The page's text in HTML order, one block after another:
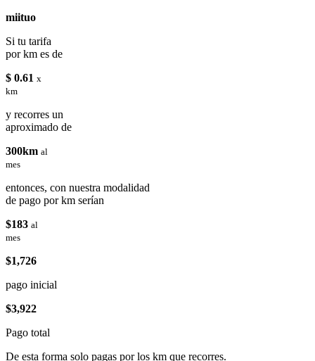
miituo
Si tu tarifa
por km es de
$ 0.61 x
km
y recorres un
aproximado de
300km al
mes
entonces, con nuestra modalidad
de pago por km serían
$183 al
mes
$1,726
pago inicial
$3,922
Pago total
De esta forma solo pagas por los km que recorres.